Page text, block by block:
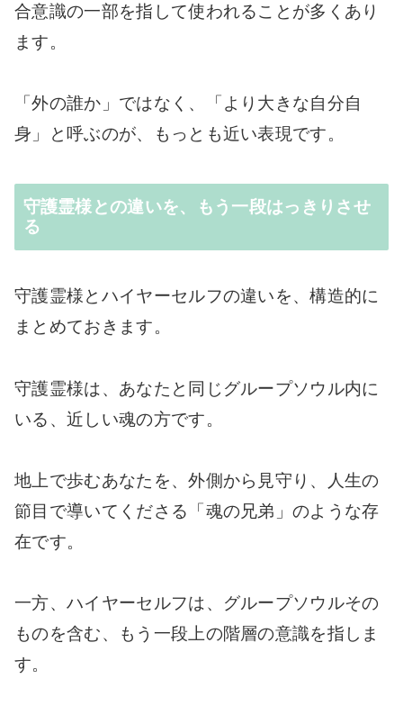
合意識の一部を指して使われることが多くあり
ます。
「外の誰か」ではなく、「より大きな自分自
身」と呼ぶのが、もっとも近い表現です。
守護霊様との違いを、もう一段はっきりさせ
る
守護霊様とハイヤーセルフの違いを、構造的に
まとめておきます。
守護霊様は、あなたと同じグループソウル内に
いる、近しい魂の方です。
地上で歩むあなたを、外側から見守り、人生の
節目で導いてくださる「魂の兄弟」のような存
在です。
一方、ハイヤーセルフは、グループソウルその
ものを含む、もう一段上の階層の意識を指しま
す。